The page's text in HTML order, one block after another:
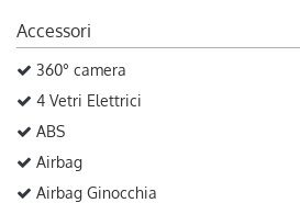
Accessori
360° camera
4 Vetri Elettrici
ABS
Airbag
Airbag Ginocchia